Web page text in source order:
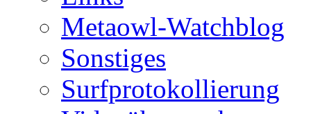
Metaowl-Watchblog
Sonstiges
Surfprotokollierung